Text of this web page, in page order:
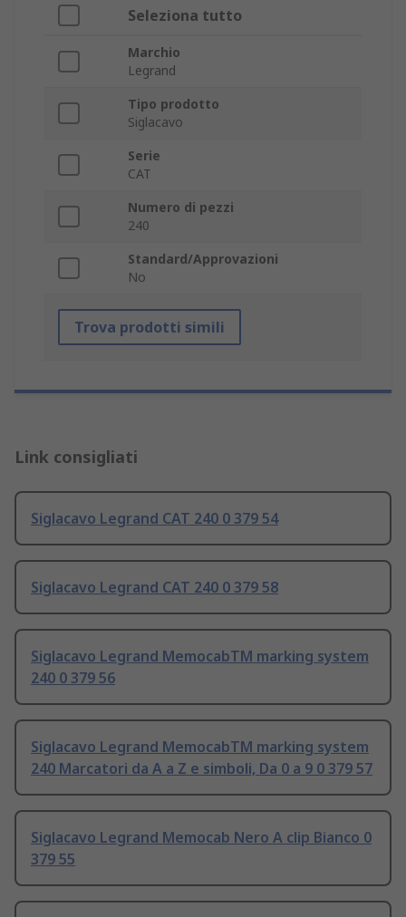
Seleziona tutto
Marchio
Legrand
Tipo prodotto
Siglacavo
Serie
CAT
Numero di pezzi
240
Standard/Approvazioni
No
Trova prodotti simili
Link consigliati
Siglacavo Legrand CAT 240 0 379 54
Siglacavo Legrand CAT 240 0 379 58
Siglacavo Legrand MemocabTM marking system
240 0 379 56
Siglacavo Legrand MemocabTM marking system
240 Marcatori da A a Z e simboli, Da 0 a 9 0 379 57
Siglacavo Legrand Memocab Nero A clip Bianco 0
379 55